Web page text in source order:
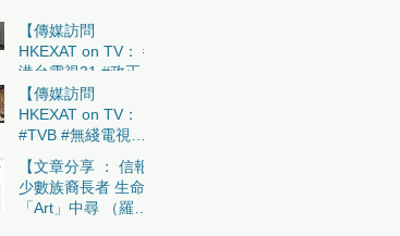
【傳媒訪問
HKEXAT on TV： #
港台電視31 #政正關
你事 - 感激有你】
【傳媒訪問
HKEXAT on TV：
#TVB #無綫電視翡
翠台- #流行都市 】
【文章分享 ： 信報
少數族裔長者 生命
「Art」中尋 （羅羽